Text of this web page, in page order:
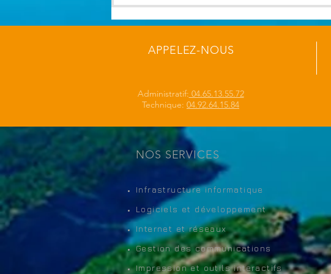
APPELEZ-NOUS
Administratif: 04.65.13.55.72
Technique: 04.92.64.15.84
NOS SERVICES
Infrastructure informatique
Logiciels et développement
Internet et réseaux
Gestion des communications
Impression et outils interactifs